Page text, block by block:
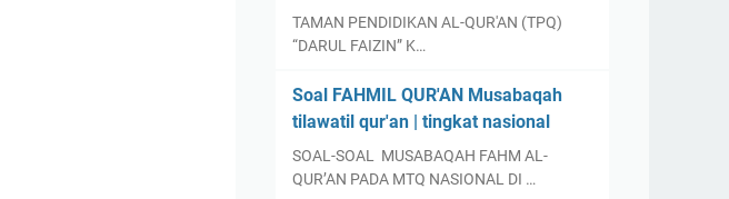
TAMAN PENDIDIKAN AL-QUR'AN (TPQ)
“DARUL FAIZIN” K…
Soal FAHMIL QUR'AN Musabaqah
tilawatil qur'an | tingkat nasional
SOAL-SOAL MUSABAQAH FAHM AL-
QUR’AN PADA MTQ NASIONAL DI …